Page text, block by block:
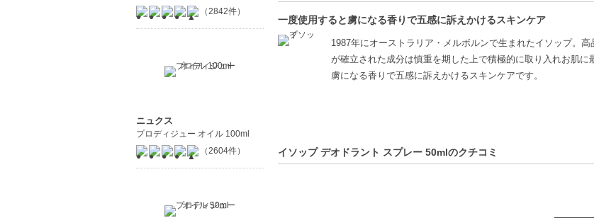
一度使用すると虜になる香りで五感に訴えかけるスキンケア
1987年にオーストラリア・メルボルンで生まれたイソップ。
が確立された成分は慎重を期した上で積極的に取り入れお肌
虜になる香りで五感に訴えかけるスキンケアです。
イソップ デオドラント スプレー 50mlのクチコミ
（2842件）
ニュクス
プロディジュー オイル 100ml
（2604件）